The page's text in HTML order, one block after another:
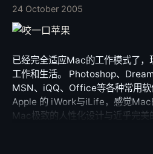
24 October 2005
已经完全适应Mac的工作模式了
工作和生活。 Photoshop、
MSN、iQQ、Office等各种常用软
Apple 的 iWork与iLife，感觉Mac
Mac极致的人性化设计与近乎完美